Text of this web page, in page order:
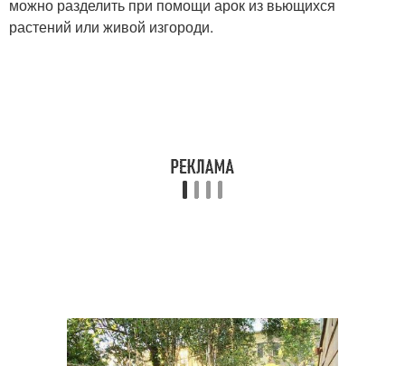
можно разделить при помощи арок из вьющихся
растений или живой изгороди.